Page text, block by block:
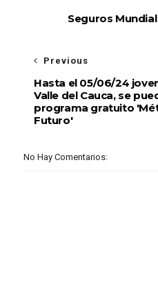
Seguros
Previous
Hasta el 05/06/24
Valle del Cauca, se
programa gratuito
Futuro'
No Hay Comentarios: